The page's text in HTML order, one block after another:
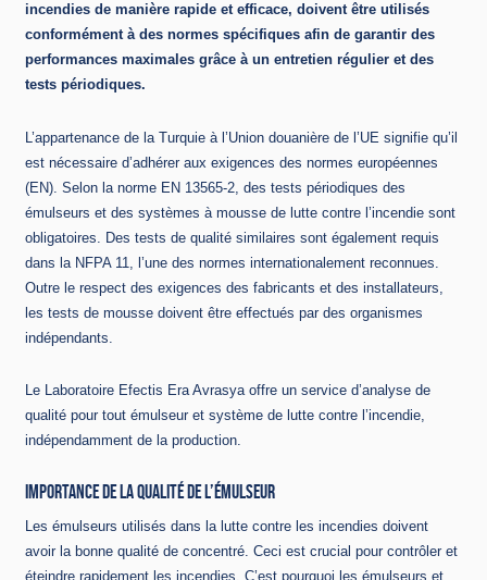
incendies de manière rapide et efficace, doivent être utilisés
conformément à des normes spécifiques afin de garantir des
performances maximales grâce à un entretien régulier et des
tests périodiques.
L’appartenance de la Turquie à l’Union douanière de l’UE signifie qu’il
est nécessaire d’adhérer aux exigences des normes européennes
(EN). Selon la norme EN 13565-2, des tests périodiques des
émulseurs et des systèmes à mousse de lutte contre l’incendie sont
obligatoires. Des tests de qualité similaires sont également requis
dans la NFPA 11, l’une des normes internationalement reconnues.
Outre le respect des exigences des fabricants et des installateurs,
les tests de mousse doivent être effectués par des organismes
indépendants.
Le Laboratoire Efectis Era Avrasya offre un service d’analyse de
qualité pour tout émulseur et système de lutte contre l’incendie,
indépendamment de la production.
IMPORTANCE DE LA QUALITÉ DE L’ÉMULSEUR
Les émulseurs utilisés dans la lutte contre les incendies doivent
avoir la bonne qualité de concentré. Ceci est crucial pour contrôler et
éteindre rapidement les incendies. C’est pourquoi les émulseurs et